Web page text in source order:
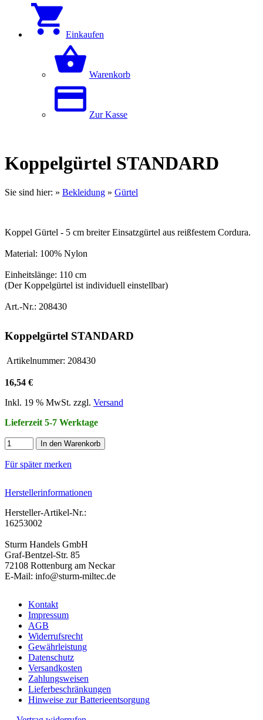
Einkaufen
Warenkorb
Zur Kasse
Koppelgürtel STANDARD
Sie sind hier: » Bekleidung » Gürtel
Koppel Gürtel - 5 cm breiter Einsatzgürtel aus reißfestem Cordura.
Material: 100% Nylon
Einheitslänge: 110 cm
(Der Koppelgürtel ist individuell einstellbar)
Art.-Nr.: 208430
Koppelgürtel STANDARD
Artikelnummer: 208430
16,54 €
Inkl. 19 % MwSt. zzgl. Versand
Lieferzeit 5-7 Werktage
In den Warenkorb
Für später merken
Herstellerinformationen
Hersteller-Artikel-Nr.:
16253002
Sturm Handels GmbH
Graf-Bentzel-Str. 85
72108 Rottenburg am Neckar
E-Mail: info@sturm-miltec.de
Kontakt
Impressum
AGB
Widerrufsrecht
Gewährleistung
Datenschutz
Versandkosten
Zahlungsweisen
Lieferbeschränkungen
Hinweise zur Batterieentsorgung